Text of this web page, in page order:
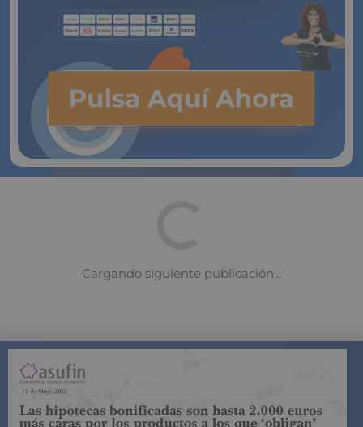
Pulsa Aquí Ahora
COMPARADOR DE SEGUROS DE VIDASUJETO A LA
REGULACIÓN DE LA DIRECCIÓN GENERAL DE